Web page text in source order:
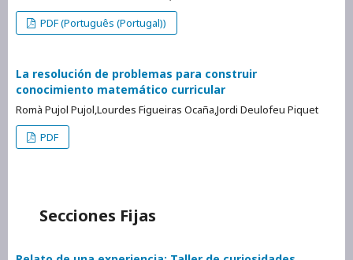
PDF (Português (Portugal))
La resolución de problemas para construir
conocimiento matemático curricular
Romà Pujol Pujol,Lourdes Figueiras Ocaña,Jordi Deulofeu Piquet
PDF
Secciones Fijas